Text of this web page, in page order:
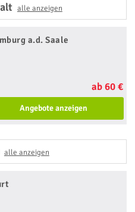
alle anzeigen
a.d. Saale
ab 60 €
Angebote anzeigen
alle anzeigen